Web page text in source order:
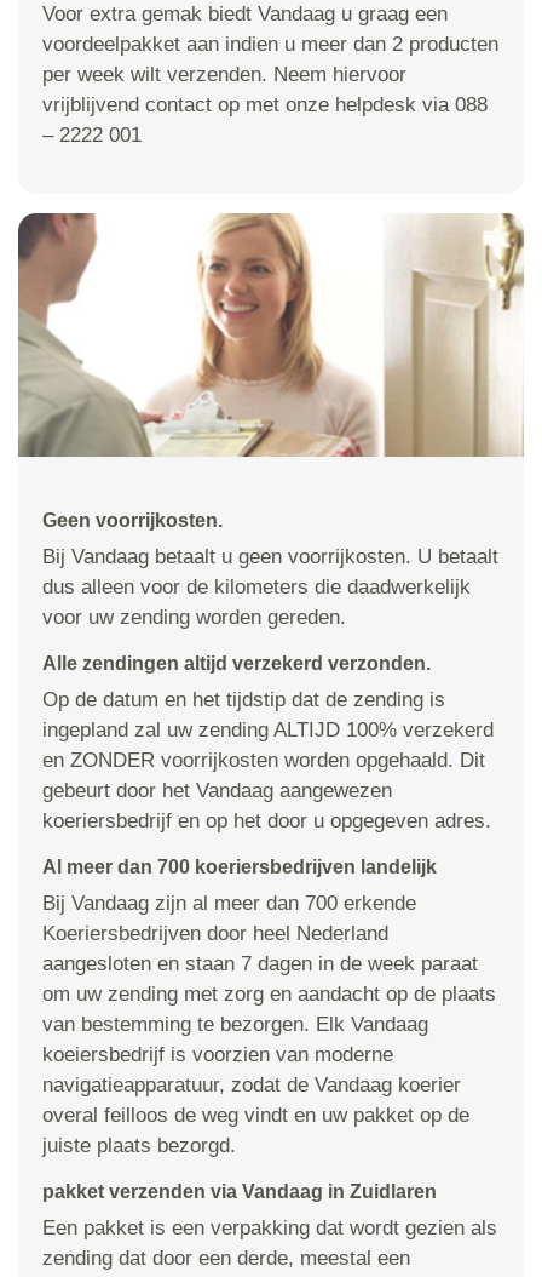
Voor extra gemak biedt Vandaag u graag een
voordeelpakket aan indien u meer dan 2 producten
per week wilt verzenden. Neem hiervoor
vrijblijvend contact op met onze helpdesk via 088
– 2222 001
Geen voorrijkosten.
Bij Vandaag betaalt u geen voorrijkosten. U betaalt
dus alleen voor de kilometers die daadwerkelijk
voor uw zending worden gereden.
Alle zendingen altijd verzekerd verzonden.
Op de datum en het tijdstip dat de zending is
ingepland zal uw zending ALTIJD 100% verzekerd
en ZONDER voorrijkosten worden opgehaald. Dit
gebeurt door het Vandaag aangewezen
koeriersbedrijf en op het door u opgegeven adres.
Al meer dan 700 koeriersbedrijven landelijk
Bij Vandaag zijn al meer dan 700 erkende
Koeriersbedrijven door heel Nederland
aangesloten en staan 7 dagen in de week paraat
om uw zending met zorg en aandacht op de plaats
van bestemming te bezorgen. Elk Vandaag
koeiersbedrijf is voorzien van moderne
navigatieapparatuur, zodat de Vandaag koerier
overal feilloos de weg vindt en uw pakket op de
juiste plaats bezorgd.
pakket verzenden via Vandaag in Zuidlaren
Een pakket is een verpakking dat wordt gezien als
zending dat door een derde, meestal een